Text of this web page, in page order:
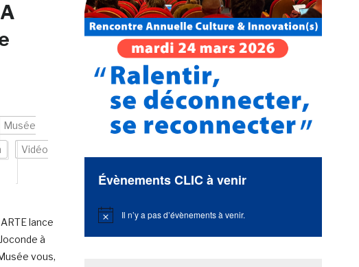
Musée
Vidéo
lance
à
vous,
Évènements CLIC à venir
Notice Il n’y a pas d’évènements à venir.